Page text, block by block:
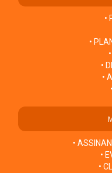
•
•
•
•
•
•
•